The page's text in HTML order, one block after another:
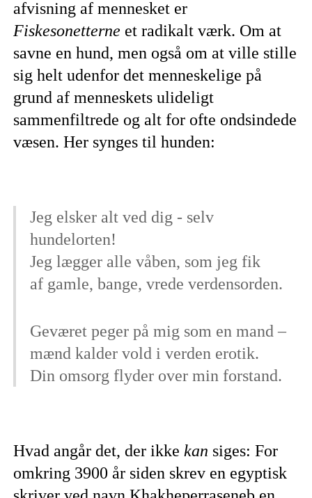
afvisning af mennesket er
Fiskesonetterne et radikalt værk. Om at
savne en hund, men også om at ville stille
sig helt udenfor det menneskelige på
grund af menneskets ulideligt
sammenfiltrede og alt for ofte ondsindede
væsen. Her synges til hunden:
Jeg elsker alt ved dig - selv
hundelorten!
Jeg lægger alle våben, som jeg fik
af gamle, bange, vrede verdensorden.
Geværet peger på mig som en mand –
mænd kalder vold i verden erotik.
Din omsorg flyder over min forstand.
Hvad angår det, der ikkekan siges: For
omkring 3900 år siden skrev en egyptisk